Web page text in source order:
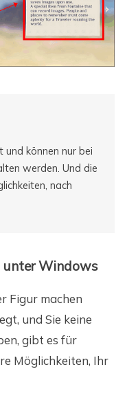
und können nur bei
werden. Und die
nach
unter Windows
Figur machen
und Sie keine
gibt es für
Möglichkeiten, Ihr